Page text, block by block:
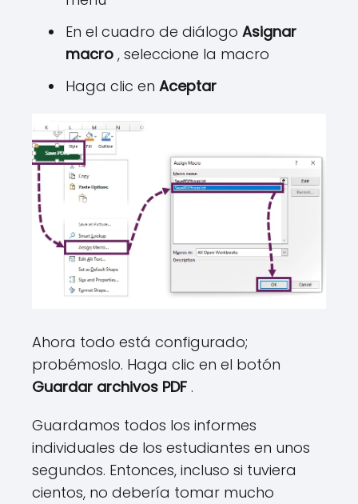
En el cuadro de diálogo Asignar
macro , seleccione la macro
Haga clic en Aceptar
Ahora todo está configurado;
probémoslo. Haga clic en el botón
Guardar archivos PDF .
Guardamos todos los informes
individuales de los estudiantes en unos
segundos. Entonces, incluso si tuviera
cientos, no debería tomar mucho